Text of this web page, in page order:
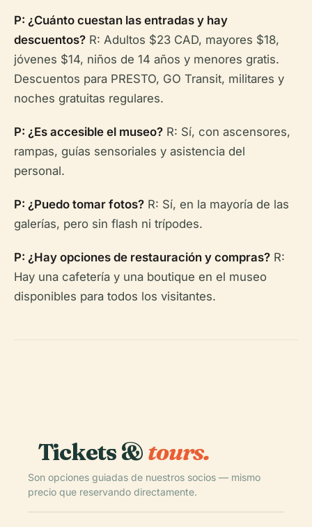
P: ¿Cuánto cuestan las entradas y hay
descuentos? R: Adultos $23 CAD, mayores $18,
jóvenes $14, niños de 14 años y menores gratis.
Descuentos para PRESTO, GO Transit, militares y
noches gratuitas regulares.
P: ¿Es accesible el museo? R: Sí, con ascensores,
rampas, guías sensoriales y asistencia del
personal.
P: ¿Puedo tomar fotos? R: Sí, en la mayoría de las
galerías, pero sin flash ni trípodes.
P: ¿Hay opciones de restauración y compras? R:
Hay una cafetería y una boutique en el museo
disponibles para todos los visitantes.
Tickets &tours.
Son opciones guiadas de nuestros socios — mismo
precio que reservando directamente.